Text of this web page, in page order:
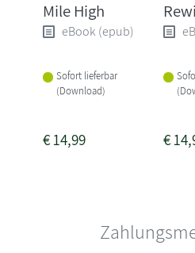
Mile High
eBook (epub)
Sofort lieferbar
(Download)
€14,99 €